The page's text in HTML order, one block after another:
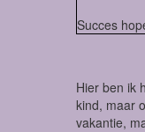
Succes
Hier ben ik
kind, maar
vakantie,